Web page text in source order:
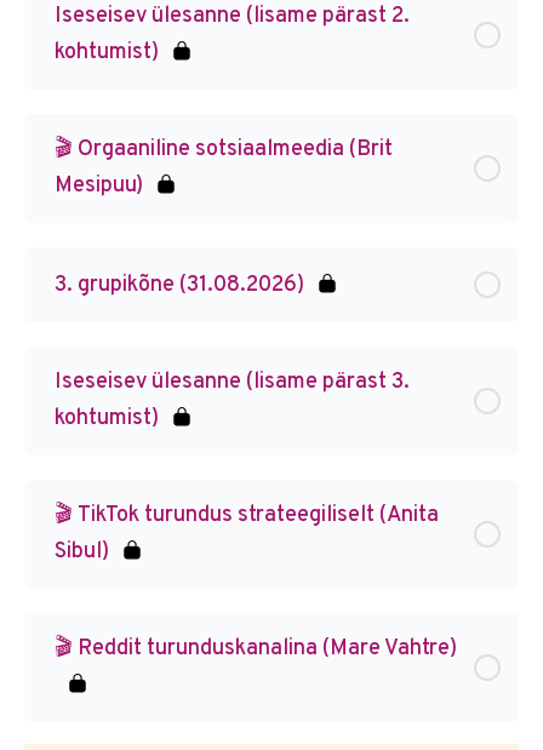
Iseseisev ülesanne (lisame pärast 2.
kohtumist)
🎬 Orgaaniline sotsiaalmeedia (Brit
Mesipuu)
3. grupikõne (31.08.2026)
Iseseisev ülesanne (lisame pärast 3.
kohtumist)
🎬 TikTok turundus strateegiliselt (Anita
Sibul)
🎬 Reddit turunduskanalina (Mare Vahtre)